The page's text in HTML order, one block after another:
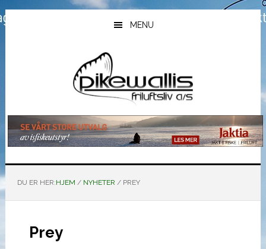
Hopp
til
Hopp
til
Hopp
til
MENU
DU ER HER:HJEM / NYHETER /PREY
Prey